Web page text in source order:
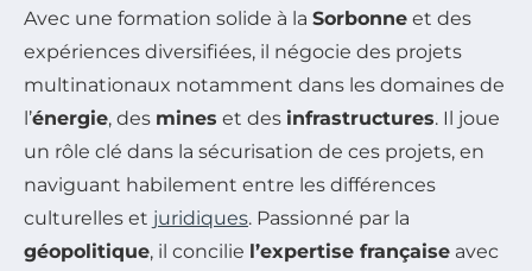
Avec une formation solide à la Sorbonne et des
expériences diversifiées, il négocie des projets
multinationaux notamment dans les domaines de
l’énergie, des mines et des infrastructures. Il joue
un rôle clé dans la sécurisation de ces projets, en
naviguant habilement entre les différences
culturelles et juridiques. Passionné par la
géopolitique, il concilie l’expertise française avec